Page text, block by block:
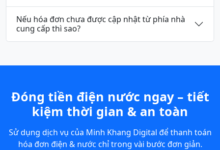
Nếu hóa đơn chưa được cập nhật từ phía nhà
cung cấp thì sao?
Đóng tiền điện nước ngay – tiết
kiệm thời gian & an toàn
Sử dụng dịch vụ của Minh Khang Digital để thanh toán
hóa đơn điện & nước chỉ trong vài bước đơn giản.